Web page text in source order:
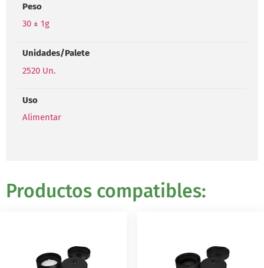
Peso
30 ± 1g
Unidades/Palete
2520 Un.
Uso
Alimentar
Productos compatibles: